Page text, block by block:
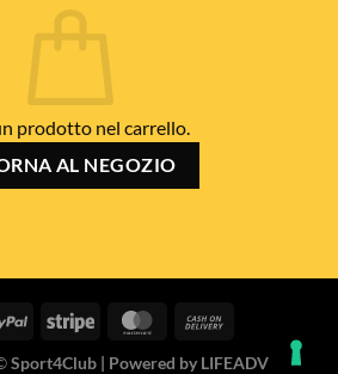
prodotto nel carrello.
AL NEGOZIO
Sport4Club | Powered by LIFEADV